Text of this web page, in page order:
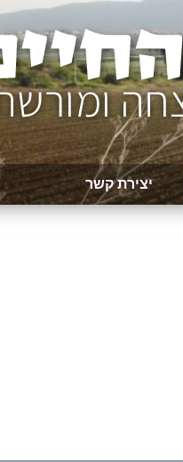
יצירת קשר